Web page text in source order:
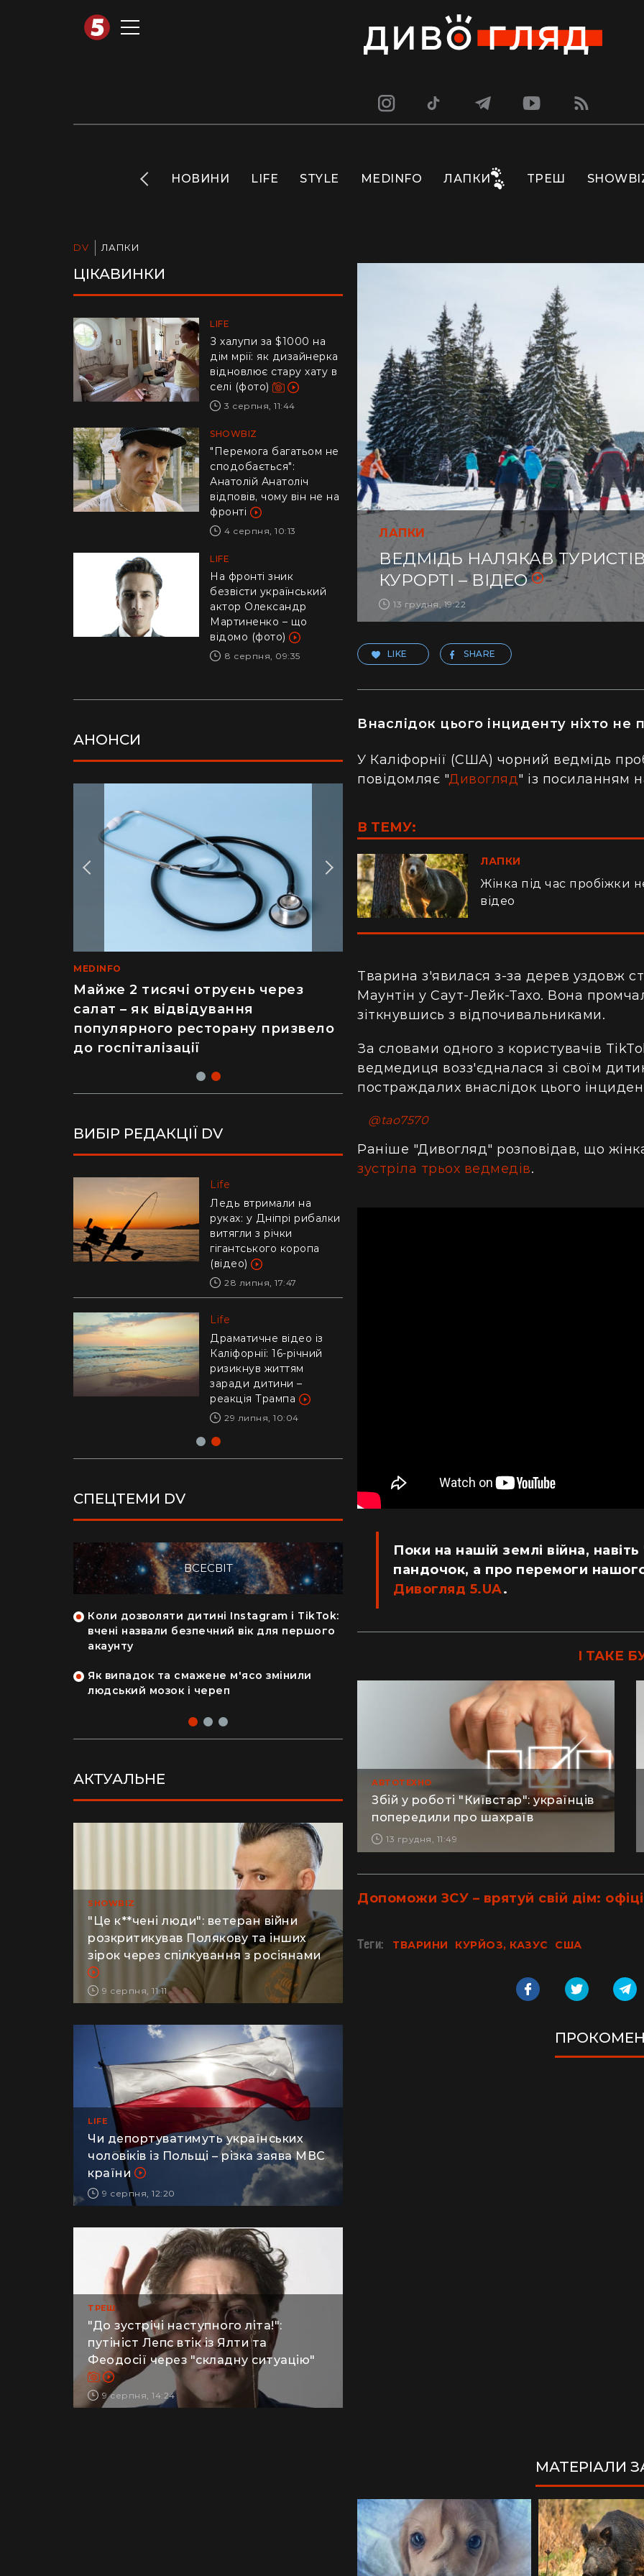
INFO НОВИНИ LIFE STYLE MEDINFO ЛАПКИ ТРЕШ
DV ЛАПКИ
ЦІКАВИНКИ
LIFE
З халупи за $1000 на
дім мрії: як дизайнерка
відновлює стару хату в
селі (фото)
3 серпня, 11:44
SHOWBIZ
"Перемога багатьом не
сподобається":
Анатолій Анатоліч
відповів, чому він не на
фронті
4 серпня, 10:13
LIFE
На фронті зник
безвісти український
актор Олександр
Мартиненко – що
відомо (фото)
8 серпня, 09:35
АНОНСИ
LIFE
Рік ремонту хати за $8 тисяч:
українка показала перевтілення
сільського будинку (фото)
MEDINFO
Майже 2 тисячі отруєнь через
салат – як відвідування
популярного ресторану призвело
до госпіталізації
ВИБІР РЕДАКЦІЇ DV
Life
Українців попередили
про аферу з
відключенням
електроенергії
30 липня, 10:57
"Це було дуже
стрьомно": українка
відверто пояснила,
чому покинула Канаду
заради Азії
28 липня, 17:04
Life
Ледь втримали на
руках: у Дніпрі рибалки
витягли з річки
гігантського коропа
(відео)
28 липня, 17:47
Life
Драматичне відео із
Каліфорнії: 16-річний
ризикнув життям
заради дитини –
реакція Трампа
29 липня, 10:04
СПЕЦТЕМИ DV
ВСЕСВІТ
Коли дозволяти дитині Instagram і TikTok:
вчені назвали безпечний вік для першого
акаунту
Як випадок та смажене м'ясо змінили
людський мозок і череп
ПОДОРОЖІ
сотнями туристів в ущелині впали валуни
коштує купити каюту та мешкати в морі
АКТУАЛЬНЕ
SHOWBIZ
"Це к**чені люди": ветеран війни
розкритикував Полякову та інших
зірок через спілкування з росіянами
9 серпня, 11:11
LIFE
Чи депортуватимуть українських
чоловіків із Польщі – різка заява МВС
країни
9 серпня, 12:20
ТРЕШ
"До зустрічі наступного літа!":
путініст Лепс втік із Ялти та
Феодосії через "складну ситуацію"
9 серпня, 14:24
ЛАПКИ
ВЕДМІДЬ НАЛЯКАВ
КУРОРТІ – ВІДЕО
13 грудня, 19:22
LIKE SHARE
Внаслідок цього інциденту ніхто не
У Каліфорнії (США) чорний ведмідь
повідомляє "Дивогляд" із посиланням
В ТЕМУ:
ЛАПКИ
Жінка під час пробіжки
відео
Тварина з'явилася з-за дерев уздовж
Маунтін у Саут-Лейк-Тахо. Вона
зіткнувшись з відпочивальниками.
За словами одного з користувачів
ведмедиця возз'єдналася зі своїм
постраждалих внаслідок цього
@tao7570
Раніше "Дивогляд" розповідав, що
зустріла трьох ведмедів.
Поки на нашій землі війна,
пандочок, а про перемоги
Дивогляд 5.UA.
І ТАКЕ
АВТОТЕХНО
Збій у роботі "Київстар": українців
попередили про шахраїв
13 грудня, 11:49
Допоможи ЗСУ – врятуй свій дім:
Теги: ТВАРИНИ КУРЙОЗ, КАЗУС США
МАТЕРІАЛИ